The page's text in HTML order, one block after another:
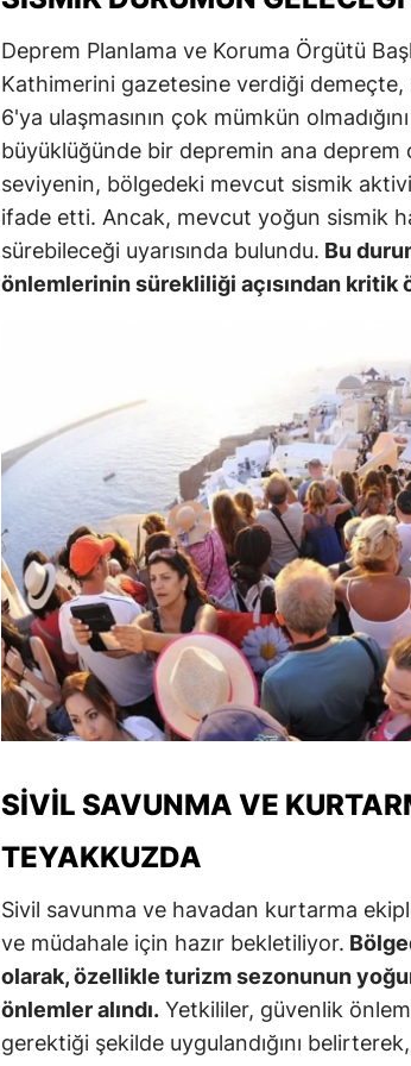
Yozgat
Zonguldak
Aksaray
Bayburt
Karaman
Kırıkkale
Şırnak
Bartın
Ardahan
Iğdır
Yalova
Karabük
Kilis
Osmaniye
Deprem Planlama ve Koruma Örgütü
Kathimerini gazetesine verdiği demeçte,
6'ya ulaşmasının çok mümkün
büyüklüğünde bir depremin ana deprem
seviyenin, bölgedeki mevcut sismik
ifade etti. Ancak, mevcut yoğun sismik
sürebileceği uyarısında bulundu. Bu
önlemlerinin sürekliliği açısından kritik
SIVIL SAVUNMA VE
TEYAKKUZDA
Sivil savunma ve havadan kurtarma
ve müdahale için hazır bekletiliyor.
olarak, özellikle turizm sezonunun
önlemler alındı. Yetkililer, güvenlik
gerektiği şekilde uygulandığını